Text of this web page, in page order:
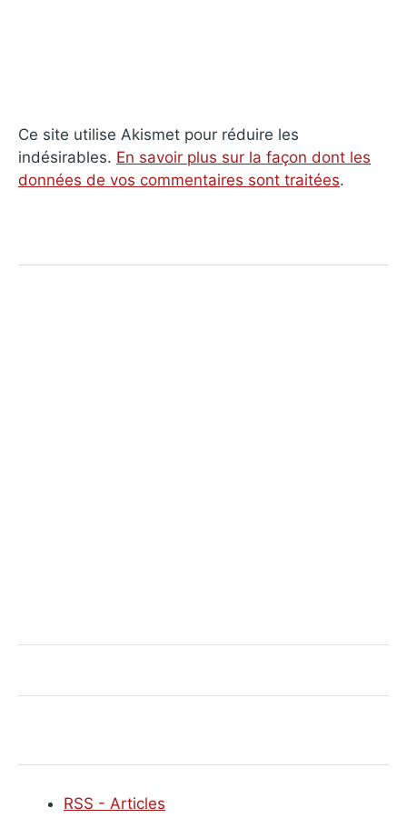
Ce site utilise Akismet pour réduire les
indésirables. En savoir plus sur la façon dont les
données de vos commentaires sont traitées.
RSS - Articles